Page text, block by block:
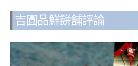
吉圓品鮮餅舖評論